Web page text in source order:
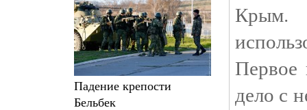
Падение крепости
Бельбек
Крым.
дело с